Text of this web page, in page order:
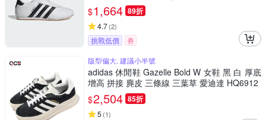
$1,664 89折
4.7(2)
挑戰低價
券
版型偏大, 建議小半號
adidas 休閒鞋 Gazelle Bold W 女鞋 黑 白 厚底
增高 拼接 麂皮 三條線 三葉草 愛迪達 HQ6912
$2,504 85折
5 (1)